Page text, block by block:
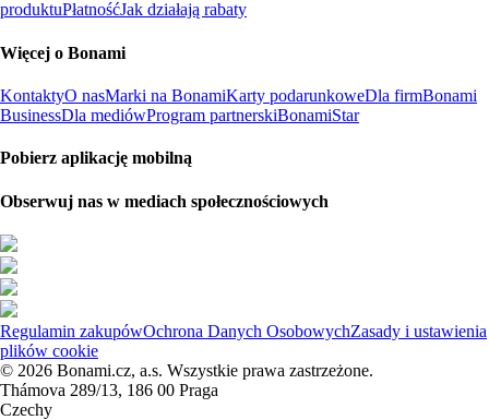
produktuPłatnośćJak działają rabaty
Więcej o Bonami
KontaktyO nasMarki na BonamiKarty podarunkoweDla firmBonami
BusinessDla mediówProgram partnerskiBonamiStar
Pobierz aplikację mobilną
Obserwuj nas w mediach społecznościowych
Regulamin zakupówOchrona Danych OsobowychZasady i ustawienia
plików cookie
© 2026 Bonami.cz, a.s. Wszystkie prawa zastrzeżone.
Thámova 289/13, 186 00 Praga
Czechy